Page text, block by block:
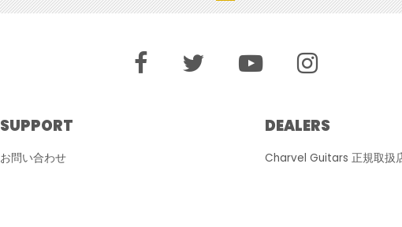
SUPPORT
お問い合わせ
DEALERS
Charvel Guitars 正規取扱